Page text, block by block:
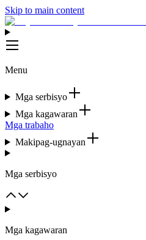
Skip to main content
Menu
Mga serbisyo
Mga kagawaran
Mga trabaho
Makipag-ugnayan
Mga serbisyo
Mga kagawaran